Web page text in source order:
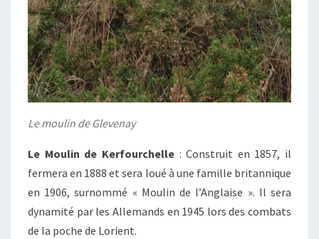
Le moulin de Glevenay
Le Moulin de Kerfourchelle: Construit en 1857, il
fermera en 1888 et sera loué à une famille britannique
en 1906, surnommé « Moulin de l’Anglaise ». Il sera
dynamité par les Allemands en 1945 lors des combats
de la poche de Lorient.